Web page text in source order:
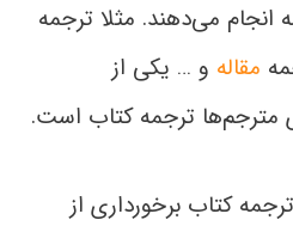
انجام می‌دهند. مثلا ترجمه
مقاله و … یکی از
مترجم‌ها ترجمه کتاب است.
کتاب برخورداری از